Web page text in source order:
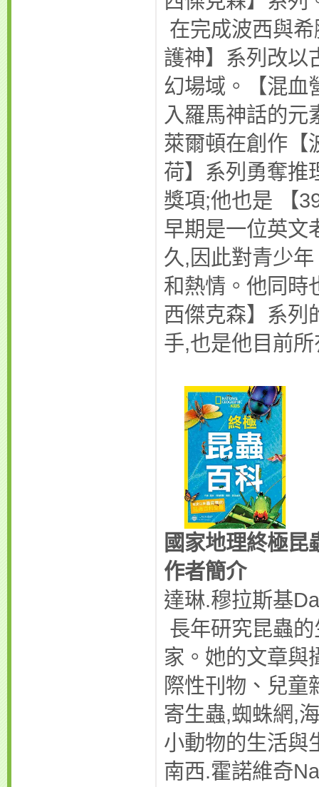
在完成波西與
護神】系列改以
幻場域。【混血
入羅馬神話的元
萊爾頓在創作
荷】系列勇奪推
獎項;他也是 【
早期是一位英文
久,因此對青少
和熱情。他同時
西傑克森】系列
手,也是他目前
國家地理終極昆
作者簡介
達琳.穆拉斯基
長年研究昆蟲
家。她的文章與
際性刊物、兒童
寄生蟲,蜘蛛網,
小動物的生活與
南西.霍諾維奇